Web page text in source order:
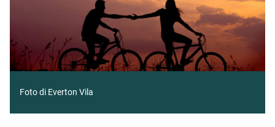
Foto di Everton Vila